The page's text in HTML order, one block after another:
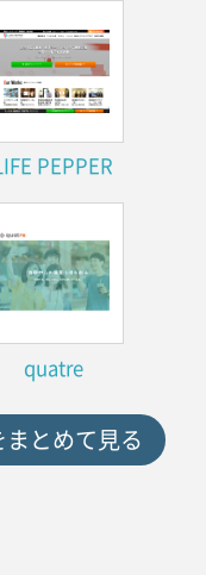
PEPPER
quatre
まとめて見る